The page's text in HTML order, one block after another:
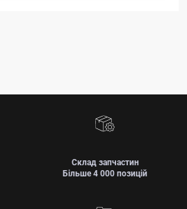
Склад запчастин
Більше 4 000 позицій